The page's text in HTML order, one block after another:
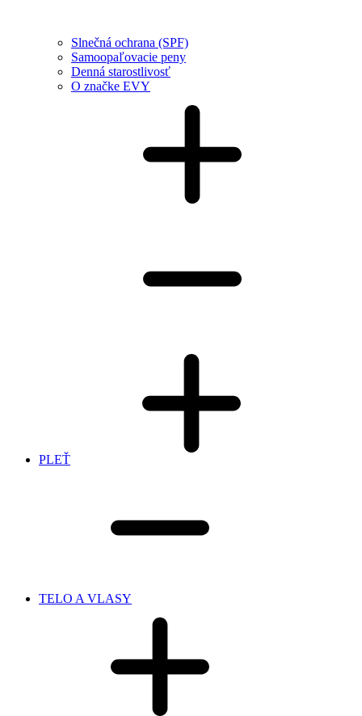
Slnečná ochrana (SPF)
Samoopaľovacie peny
Denná starostlivosť
O značke EVY
PLEŤ
TELO A VLASY